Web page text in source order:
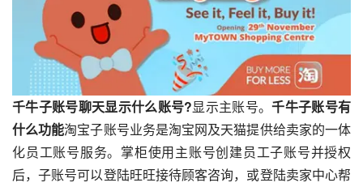
千牛子账号聊天显示什么账号?显示主账号。千牛子账号有
什么功能淘宝子账号业务是淘宝网及天猫提供给卖家的一体
化员工账号服务。掌柜使用主账号创建员工子账号并授权
后，子账号可以登陆旺旺接待顾客咨询，或登陆卖家中心帮